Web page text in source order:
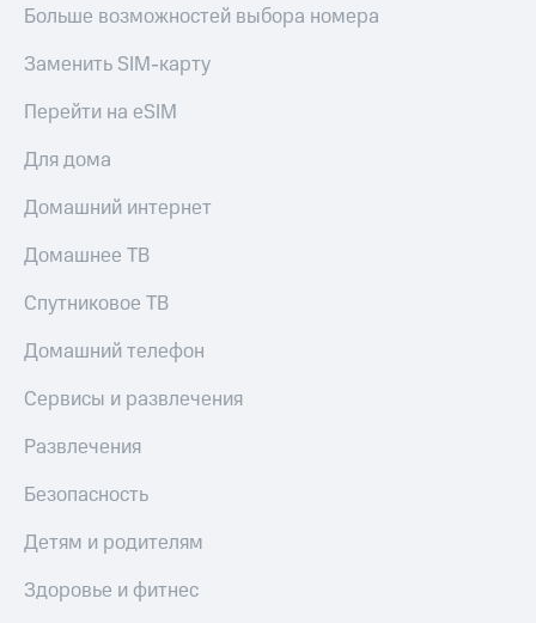
Больше возможностей выбора номера
Заменить SIM-карту
Перейти на eSIM
Для дома
Домашний интернет
Домашнее ТВ
Спутниковое ТВ
Домашний телефон
Сервисы и развлечения
Развлечения
Безопасность
Детям и родителям
Здоровье и фитнес